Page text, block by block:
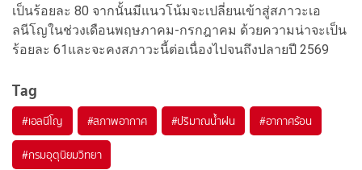
เป็นร้อยละ 80 จากนั้นมีแนวโน้มจะเปลี่ยนเข้าสู่สภาวะเอ
ลนีโญในช่วงเดือนพฤษภาคม-กรกฎาคม ด้วยความน่าจะเป็น
ร้อยละ 61และจะคงสภาวะนี้ต่อเนื่องไปจนถึงปลายปี 2569
Tag
#เอลนีโญ #สภาพอากาศ #ปริมาณน้ำฝน #อากาศร้อน
#กรมอุตุนิยมวิทยา